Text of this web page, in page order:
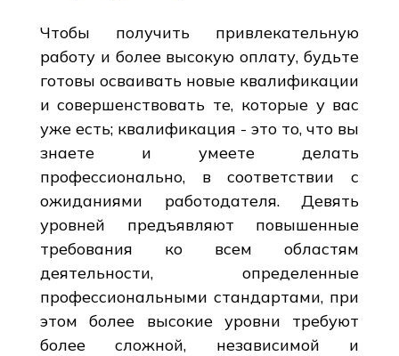
Чтобы получить привлекательную
работу и более высокую оплату, будьте
готовы осваивать новые квалификации
и совершенствовать те, которые у вас
уже есть; квалификация - это то, что вы
знаете и умеете делать
профессионально, в соответствии с
ожиданиями работодателя. Девять
уровней предъявляют повышенные
требования ко всем областям
деятельности, определенные
профессиональными стандартами, при
этом более высокие уровни требуют
более сложной, независимой и